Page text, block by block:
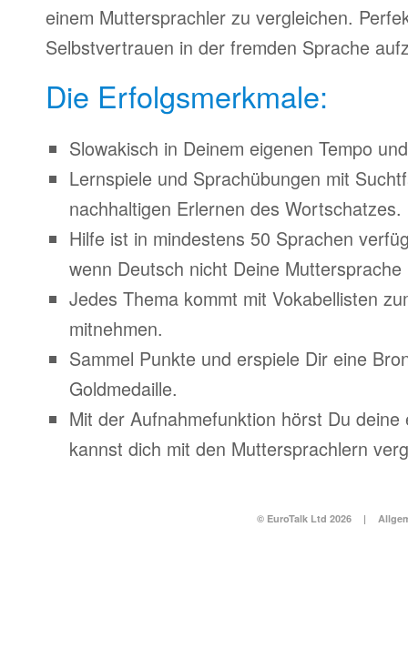
einem Muttersprachler zu vergleichen.
Selbstvertrauen in der fremden Sprache
Die Erfolgsmerkmale:
Slowakisch in Deinem eigenen Tempo
Lernspiele und Sprachübungen mit
nachhaltigen Erlernen des Wortschatzes.
Hilfe ist in mindestens 50 Sprachen
wenn Deutsch nicht Deine Muttersprache
Jedes Thema kommt mit Vokabellisten
mitnehmen.
Sammel Punkte und erspiele Dir eine
Goldmedaille.
Mit der Aufnahmefunktion hörst Du deine
kannst dich mit den Muttersprachlern
© EuroTalk Ltd 2026 |